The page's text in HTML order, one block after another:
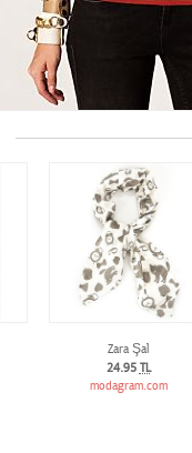
Zara Şal
24.95 TL
modagram.com